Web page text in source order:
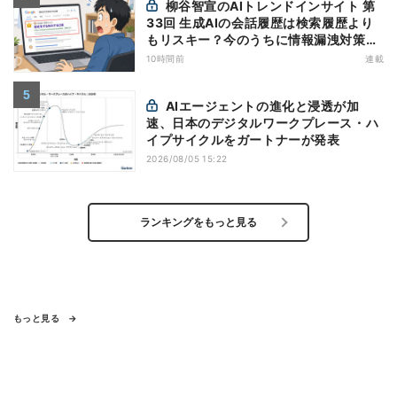
33回 生成AIの会話履歴は検索履歴より
もリスキー？今のうちに情報漏洩対策を
万全にしておこう
10時間前 連載
速、日本のデジタルワークプレース・ハ
イプサイクルをガートナーが発表
2026/08/05 15:22
ランキングをもっと見る
もっと見る